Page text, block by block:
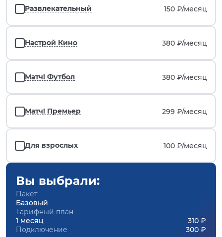
Развлекательный 150 ₽/месяц
Настрой Кино 380 ₽/месяц
Матч! Футбол 380 ₽/месяц
Матч! Премьер 299 ₽/месяц
Для взрослых 100 ₽/месяц
Вы выбрали:
Пакет
Базовый
Тарифный план
1 месяц
310 ₽
Подключение
300 ₽